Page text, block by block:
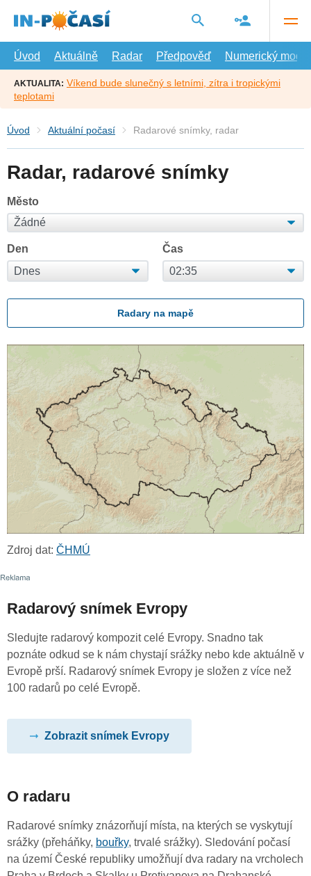
hlavní
Úvod
Aktuálně Radar Předpověď Numerický model
AKTUALITA: Víkend bude slunečný s letními, zítra i tropickými
teplotami
Úvod Aktuální počasí Radarové snímky, radar
Radar, radarové snímky
Město
Den Čas
Radary na mapě
Zdroj dat: ČHMÚ
Radarový snímek Evropy
Sledujte radarový kompozit celé Evropy. Snadno tak
poznáte odkud se k nám chystají srážky nebo kde aktuálně v
Evropě prší. Radarový snímek Evropy je složen z více než
100 radarů po celé Evropě.
Zobrazit snímek Evropy
O radaru
Radarové snímky znázorňují místa, na kterých se vyskytují
srážky (přeháňky, bouřky, trvalé srážky). Sledování počasí
na území České republiky umožňují dva radary na vrcholech